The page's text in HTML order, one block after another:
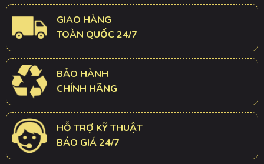
GIAO HÀNG
TOÀN QUỐC 24/7
BẢO HÀNH
CHÍNH HÃNG
HỖ TRỢ KỸ THUẬT
BÁO GIÁ 24/7